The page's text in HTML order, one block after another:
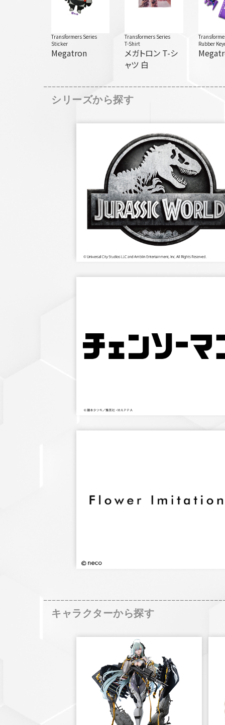
Transformers Series
Sticker
Megatron
Transformers Series
T-Shirt
メガトロン T-シ
ャツ 白
Rubber
シリーズから探す
キャラクターから探す